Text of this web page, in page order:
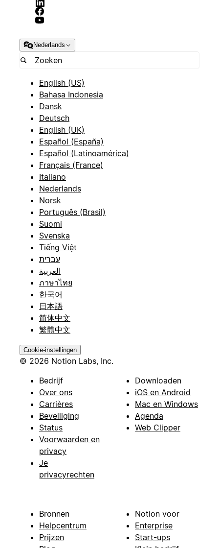
Nederlands
English (US)
Bahasa Indonesia
Dansk
Deutsch
English (UK)
Español (España)
Español (Latinoamérica)
Français (France)
Italiano
Nederlands
Norsk
Português (Brasil)
Suomi
Svenska
Tiếng Việt
עברית
العربية
ภาษาไทย
한국어
日本語
简体中文
繁體中文
Cookie-instellingen
© 2026 Notion Labs, Inc.
Bedrijf
Over ons
Carrières
Beveiliging
Status
Voorwaarden en
privacy
Je
privacyrechten
Downloaden
iOS en Android
Mac en Windows
Agenda
Web Clipper
Bronnen
Helpcentrum
Prijzen
Notion voor
Enterprise
Start-ups